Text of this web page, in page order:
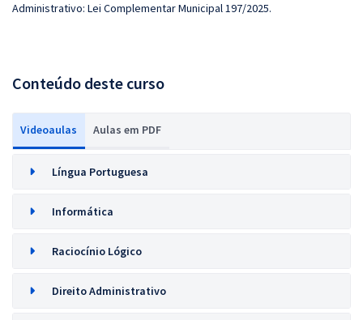
Administrativo: Lei Complementar Municipal 197/2025.
Conteúdo deste curso
Videoaulas Aulas em PDF
Língua Portuguesa
Informática
Raciocínio Lógico
Direito Administrativo